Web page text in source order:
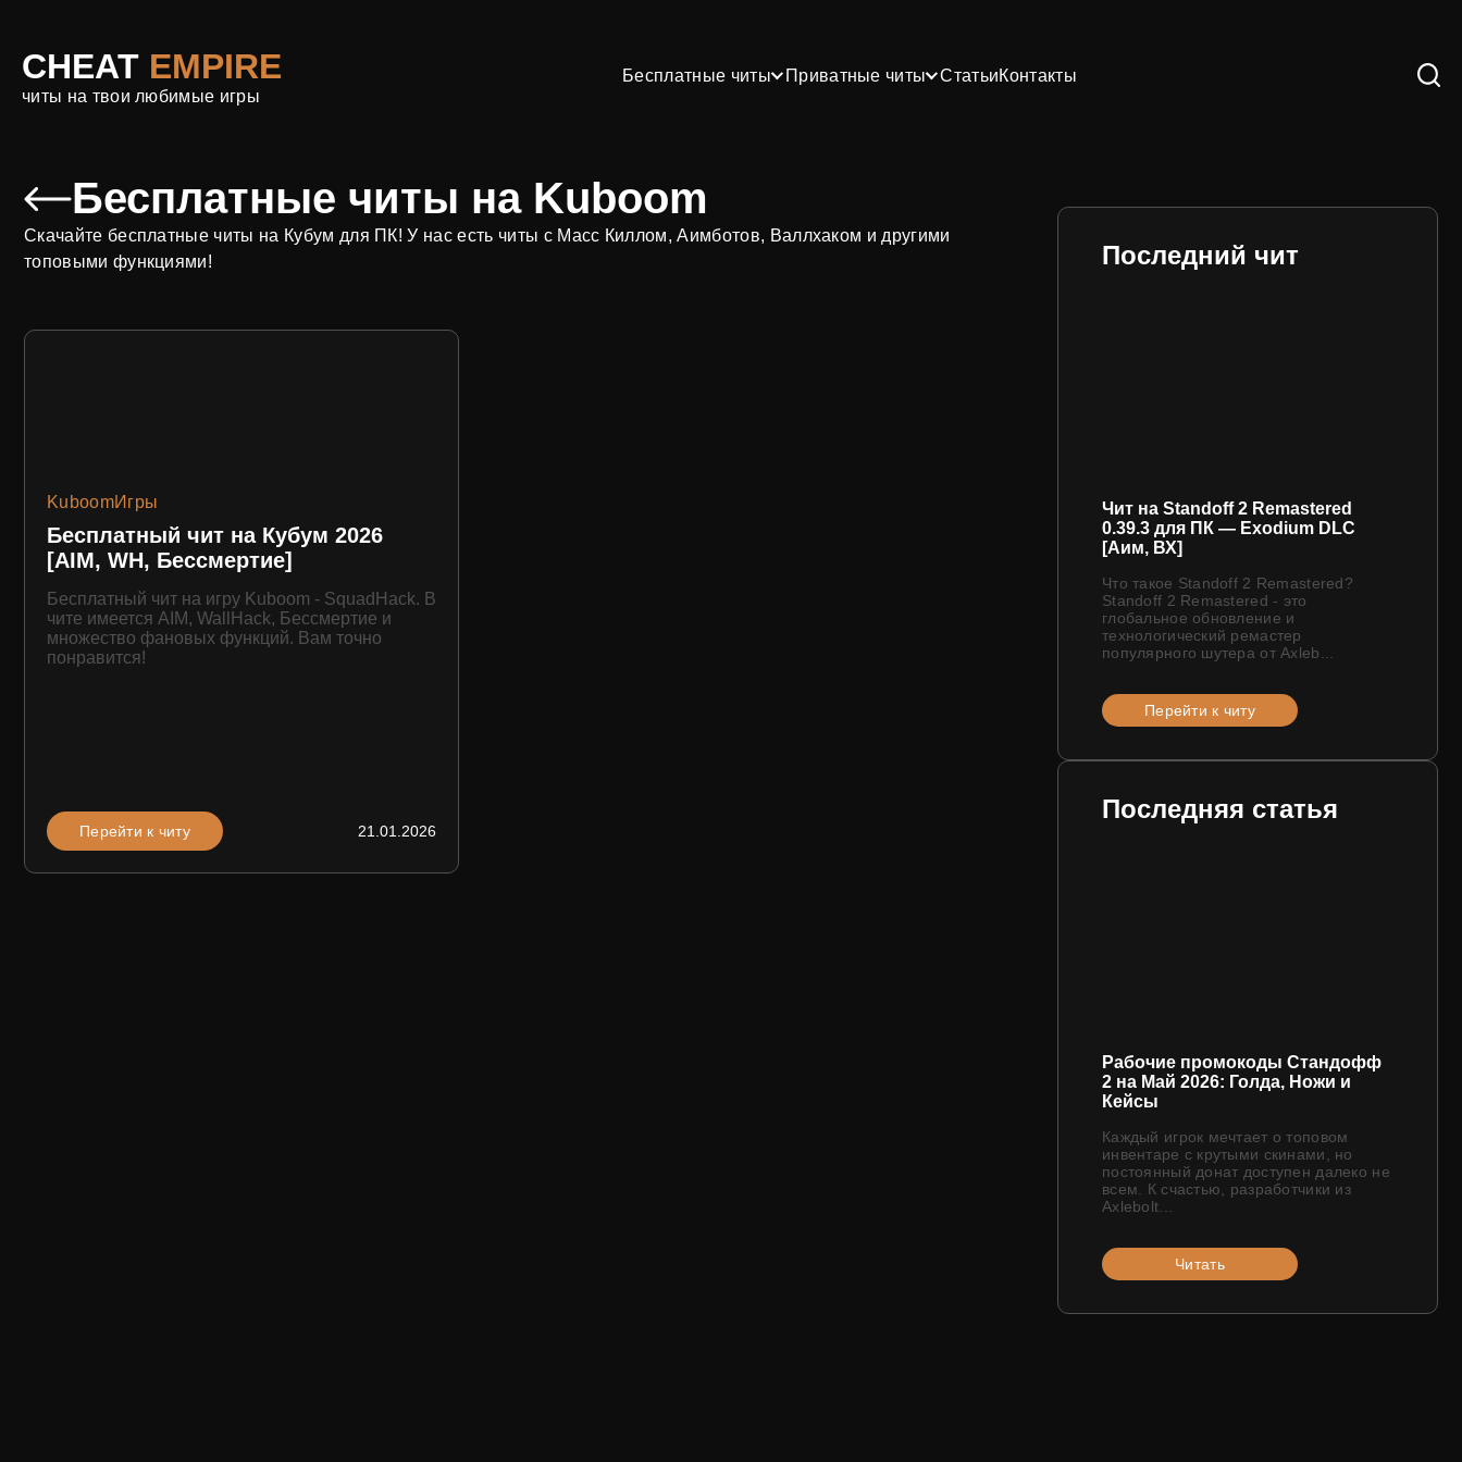
CHEAT EMPIRE
читы на твои любимые игры
Бесплатные читы Приватные читы СтатьиКонтакты
Бесплатные читы на Kuboom
Скачайте бесплатные читы на Кубум для ПК! У нас есть читы с Масс Киллом, Аимботов, Валлхаком и другими
топовыми функциями!
KuboomИгры
Бесплатный чит на Кубум 2026
[AIM, WH, Бессмертие]
Бесплатный чит на игру Kuboom - SquadHack. В
чите имеется AIM, WallHack, Бессмертие и
множество фановых функций. Вам точно
понравится!
Перейти к читу 21.01.2026
Последний чит
Чит на Standoff 2 Remastered
0.39.3 для ПК — Exodium DLC
[Аим, ВХ]
Что такое Standoff 2 Remastered?
Standoff 2 Remastered - это
глобальное обновление и
технологический ремастер
популярного шутера от Axleb...
Перейти к читу
Последняя статья
Рабочие промокоды Стандофф
2 на Май 2026: Голда, Ножи и
Кейсы
Каждый игрок мечтает о топовом
инвентаре с крутыми скинами, но
постоянный донат доступен далеко не
всем. К счастью, разработчики из
Axlebolt...
Читать